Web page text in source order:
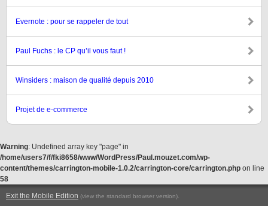
Evernote : pour se rappeler de tout
Paul Fuchs : le CP qu’il vous faut !
Winsiders : maison de qualité depuis 2010
Projet de e-commerce
Warning: Undefined array key "page" in
/home/users7/f/fki8658/www/WordPress/Paul.mouzet.com/wp-
content/themes/carrington-mobile-1.0.2/carrington-core/carrington.php on line
58
Exit the Mobile Edition (view the standard browser version).